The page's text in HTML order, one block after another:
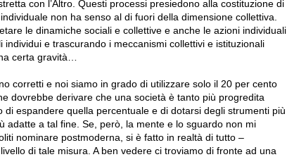
con l’Altro. Questi processi presiedono alla costituzione di
non ha senso al di fuori della dimensione collettiva.
le dinamiche sociali e collettive e anche le azioni individuali
e trascurando i meccanismi collettivi e istituzionali
certa gravità…
corretti e noi siamo in grado di utilizzare solo il 20 per cento
dovrebbe derivare che una società è tanto più progredita
espandere quella percentuale e di dotarsi degli strumenti più
adatte a tal fine. Se, però, la mente e lo sguardo non mi
nominare postmoderna, si è fatto in realtà di tutto –
di tale misura. A ben vedere ci troviamo di fronte ad una